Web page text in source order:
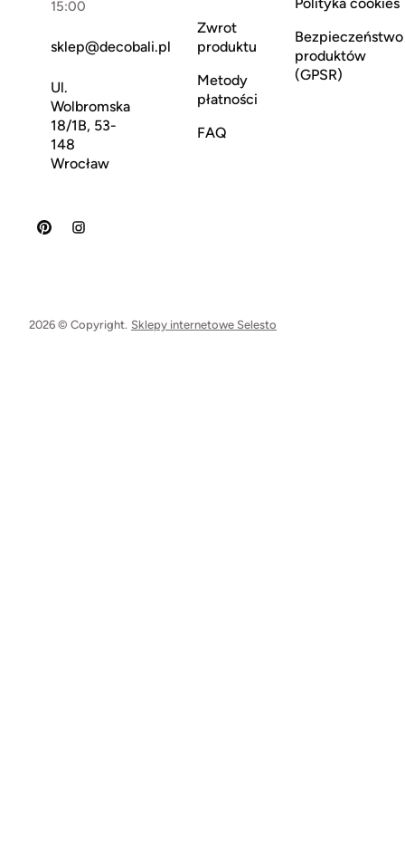
15:00
sklep@decobali.pl
Ul.
Wolbromska
18/1B, 53-
148
Wrocław
Zwrot
produktu
Metody
płatności
FAQ
Polityka cookies
Bezpieczeństwo
produktów
(GPSR)
2026 © Copyright. Sklepy internetowe Selesto